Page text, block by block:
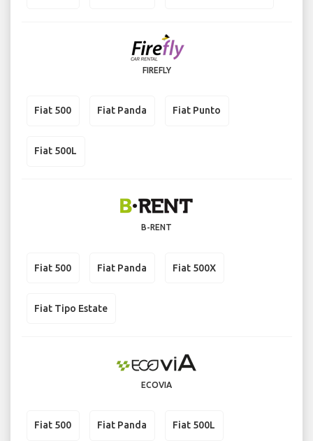
FIREFLY
Fiat 500 Fiat Panda Fiat Punto
Fiat 500L
B-RENT
Fiat 500 Fiat Panda Fiat 500X
Fiat Tipo Estate
ECOVIA
Fiat 500 Fiat Panda Fiat 500L